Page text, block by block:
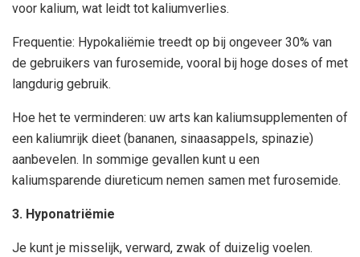
voor kalium, wat leidt tot kaliumverlies.
Frequentie: Hypokaliëmie treedt op bij ongeveer 30% van
de gebruikers van furosemide, vooral bij hoge doses of met
langdurig gebruik.
Hoe het te verminderen: uw arts kan kaliumsupplementen of
een kaliumrijk dieet (bananen, sinaasappels, spinazie)
aanbevelen. In sommige gevallen kunt u een
kaliumsparende diureticum nemen samen met furosemide.
3. Hyponatriëmie
Je kunt je misselijk, verward, zwak of duizelig voelen.